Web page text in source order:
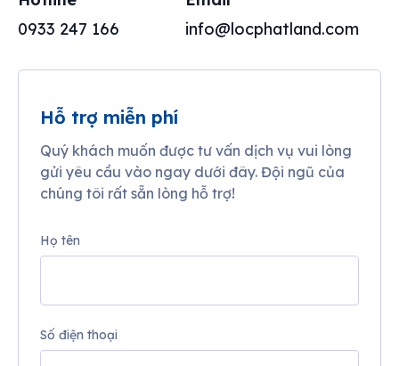
0933 247 166
info@locphatland.com
Hỗ trợ miễn phí
Quý khách muốn được tư vấn dịch vụ vui lòng
gửi yêu cầu vào ngay dưới đây. Đội ngũ của
chúng tôi rất sẵn lòng hỗ trợ!
Họ tên
Số điện thoại